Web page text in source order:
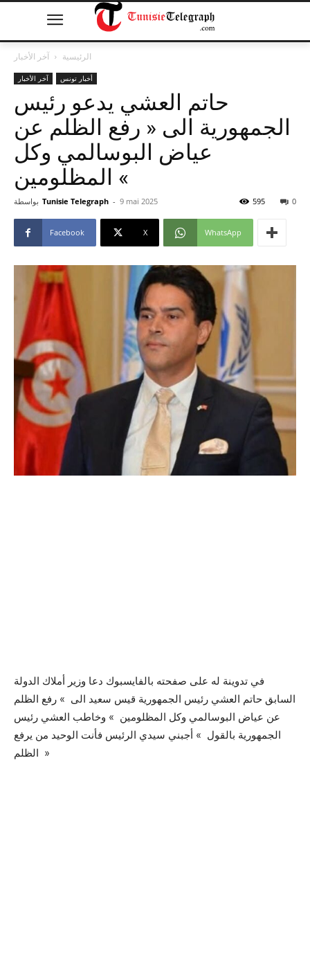
الرئيسية آخر الأخبار
آخر الأخبار أخبار تونس
حاتم العشي يدعو رئيس
الجمهورية الى « رفع الظلم عن
عياض البوسالمي وكل
المظلومين «
بواسطة Tunisie Telegraph - 9 mai 2025 0
595
Facebook X WhatsApp
في تدوينة له على صفحته بالفايسبوك دعا وزير أملاك الدولة
السابق حاتم العشي رئيس الجمهورية قيس سعيد الى » رفع الظلم
عن عياض البوسالمي وكل المظلومين » وخاطب العشي رئيس
الجمهورية بالقول » أجبني سيدي الرئيس فأنت الوحيد من يرفع
الظلم »